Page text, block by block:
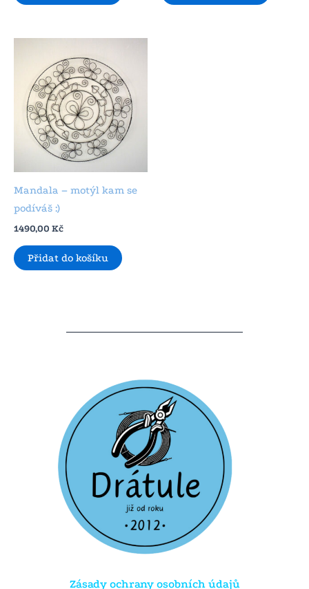
Mandala – motýl kam se
podíváš :)
1490,00 Kč
Přidat do košíku
Zásady ochrany osobních údajů